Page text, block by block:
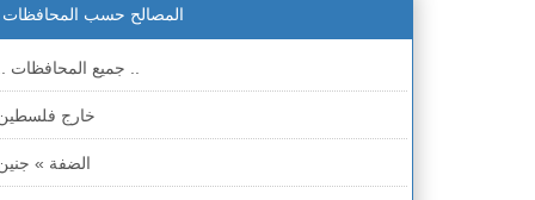
المصالح حسب المحافظات
.. جميع المحافظات ..
خارج
الضفة »